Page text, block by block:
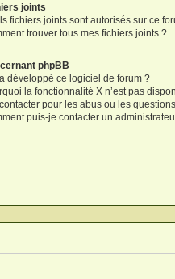
joints
fichiers joints sont autorisés sur ce
trouver tous mes fichiers joints ?
phpBB
développé ce logiciel de forum ?
la fonctionnalité X n’est pas
pour les abus ou les
puis-je contacter un